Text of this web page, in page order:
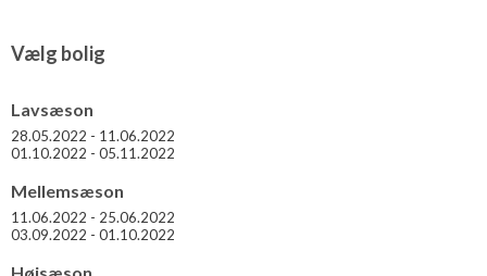
Vælg bolig
Lavsæson
28.05.2022 - 11.06.2022
01.10.2022 - 05.11.2022
Mellemsæson
11.06.2022 - 25.06.2022
03.09.2022 - 01.10.2022
Højsæson